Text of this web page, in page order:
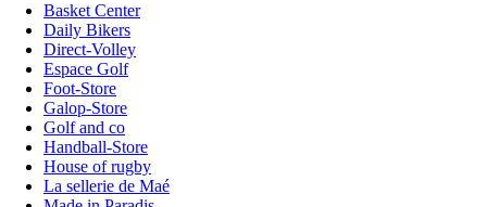
Basket Center
Daily Bikers
Direct-Volley
Espace Golf
Foot-Store
Galop-Store
Golf and co
Handball-Store
House of rugby
La sellerie de Maé